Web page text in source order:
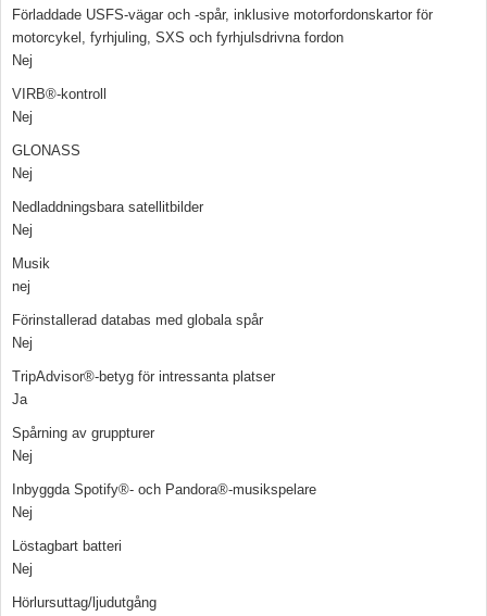
Förladdade USFS-vägar och -spår, inklusive motorfordonskartor för
motorcykel, fyrhjuling, SXS och fyrhjulsdrivna fordon
Nej
VIRB®-kontroll
Nej
GLONASS
Nej
Nedladdningsbara satellitbilder
Nej
Musik
nej
Förinstallerad databas med globala spår
Nej
TripAdvisor®-betyg för intressanta platser
Ja
Spårning av gruppturer
Nej
Inbyggda Spotify®- och Pandora®-musikspelare
Nej
Löstagbart batteri
Nej
Hörlursuttag/ljudutgång